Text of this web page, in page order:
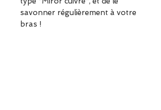
savonner régulièrement à votre
bras !